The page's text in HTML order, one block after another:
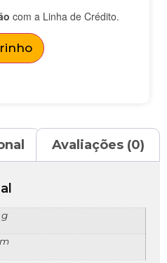
com a Linha de Crédito.
Avaliações (0)